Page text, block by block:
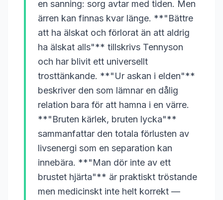
en sanning: sorg avtar med tiden. Men
ärren kan finnas kvar länge. **"Bättre
att ha älskat och förlorat än att aldrig
ha älskat alls"** tillskrivs Tennyson
och har blivit ett universellt
trosttänkande. **"Ur askan i elden"**
beskriver den som lämnar en dålig
relation bara för att hamna i en värre.
**"Bruten kärlek, bruten lycka"**
sammanfattar den totala förlusten av
livsenergi som en separation kan
innebära. **"Man dör inte av ett
brustet hjärta"** är praktiskt tröstande
men medicinskt inte helt korrekt —